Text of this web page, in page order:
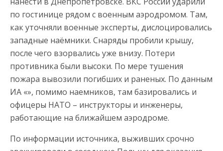
по гостинице рядом с военным аэродромом. Там,
как уточняли военные эксперты, дислоцировались
западные наёмники. Снаряды пробили крышу,
после чего взорвались уже внизу. Потери
противника были высоки. По мере тушения
пожара вывозили погибших и раненых. По данным
ИА «», помимо наемников, там базировались и
офицеры НАТО – инструкторы и инженеры,
работающие на ближайшем аэродроме.
По информации источника, выживших срочно